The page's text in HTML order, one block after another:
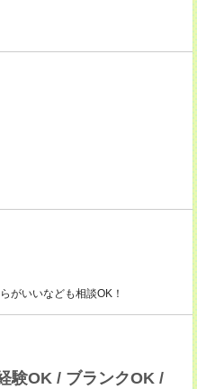
がいいなども相談OK！
験OK / ブランクOK /